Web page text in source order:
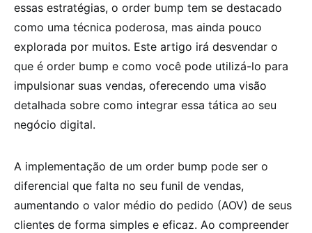
essas estratégias, o order bump tem se destacado
como uma técnica poderosa, mas ainda pouco
explorada por muitos. Este artigo irá desvendar o
que é order bump e como você pode utilizá-lo para
impulsionar suas vendas, oferecendo uma visão
detalhada sobre como integrar essa tática ao seu
negócio digital.
A implementação de um order bump pode ser o
diferencial que falta no seu funil de vendas,
aumentando o valor médio do pedido (AOV) de seus
clientes de forma simples e eficaz. Ao compreender